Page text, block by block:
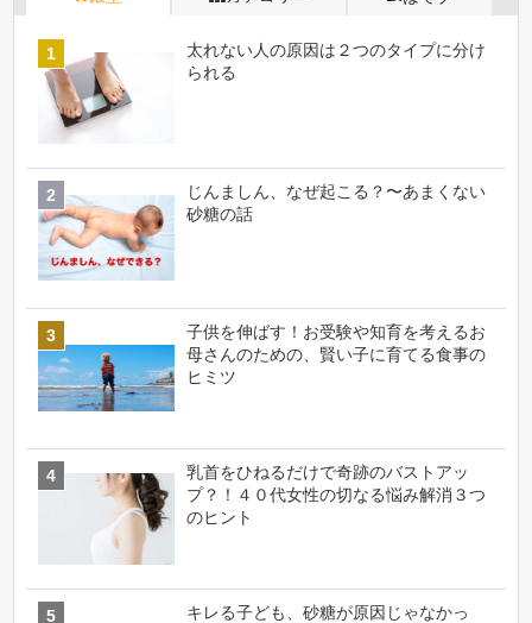
太れない人の原因は２つのタイプに分け
られる
じんましん、なぜ起こる？〜あまくない
砂糖の話
子供を伸ばす！お受験や知育を考えるお
母さんのための、賢い子に育てる食事の
ヒミツ
乳首をひねるだけで奇跡のバストアッ
プ？！４０代女性の切なる悩み解消３つ
のヒント
キレる子ども、砂糖が原因じゃなかっ